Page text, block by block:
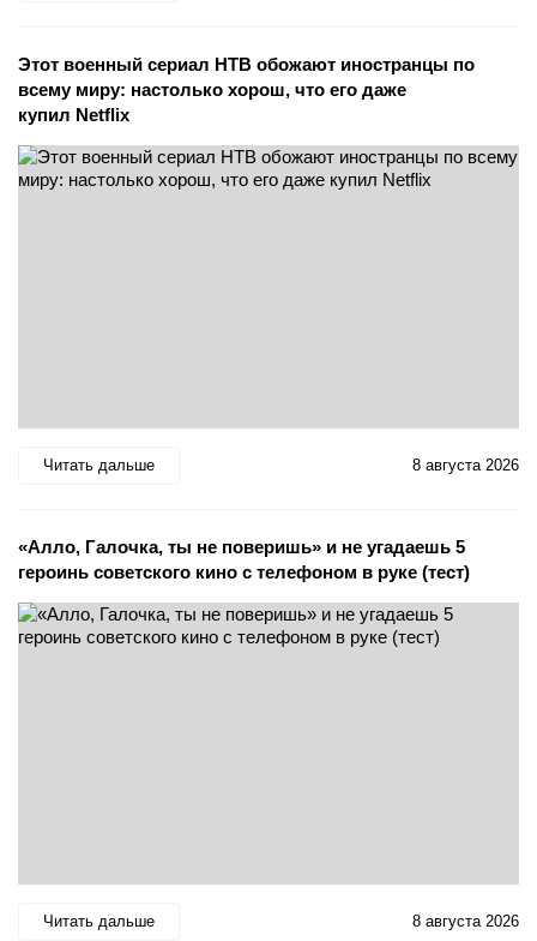
Этот военный сериал НТВ обожают иностранцы по
всему миру: настолько хорош, что его даже
купил Netflix
Читать дальше 8 августа 2026
«Алло, Галочка, ты не поверишь» и не угадаешь 5
героинь советского кино с телефоном в руке (тест)
Читать дальше 8 августа 2026